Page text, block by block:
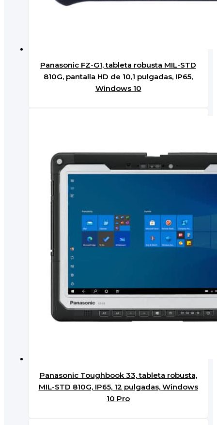
Panasonic FZ-G1, tableta robusta MIL-STD
810G, pantalla HD de 10,1 pulgadas, IP65,
Windows 10
Panasonic Toughbook 33, tableta robusta,
MIL-STD 810G, IP65, 12 pulgadas, Windows
10 Pro